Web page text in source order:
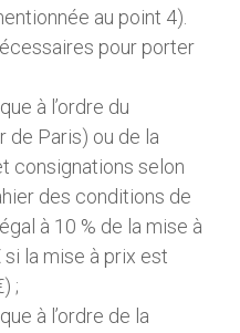
au point 4).
pour porter
à l’ordre du
de Paris) ou de la
consignations selon
des conditions de
à 10 % de la mise à
la mise à prix est
;
à l’ordre de la